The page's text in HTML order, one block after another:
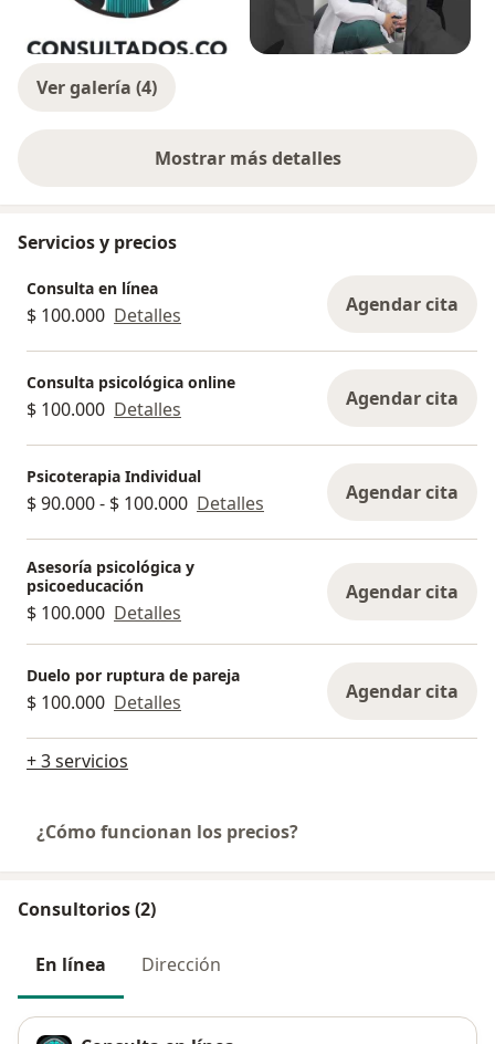
Ver galería (4)
Mostrar más detalles
sobre la experiencia
Servicios y precios
Consulta en línea
$ 100.000 Detalles Agendar cita
Consulta psicológica online
$ 100.000 Detalles Agendar cita
Psicoterapia Individual
$ 90.000 - $ 100.000 Detalles Agendar cita
Asesoría psicológica y
psicoeducación
$ 100.000 Detalles
Agendar cita
Duelo por ruptura de pareja
$ 100.000 Detalles Agendar cita
+ 3 servicios
¿Cómo funcionan los precios?
Consultorios (2)
En línea Dirección